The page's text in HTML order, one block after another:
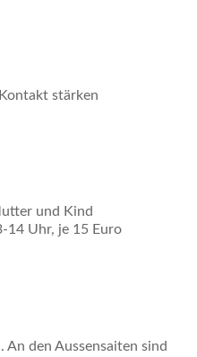
stärken
und Kind
14 Uhr, je 15 Euro
den Aussensaiten sind